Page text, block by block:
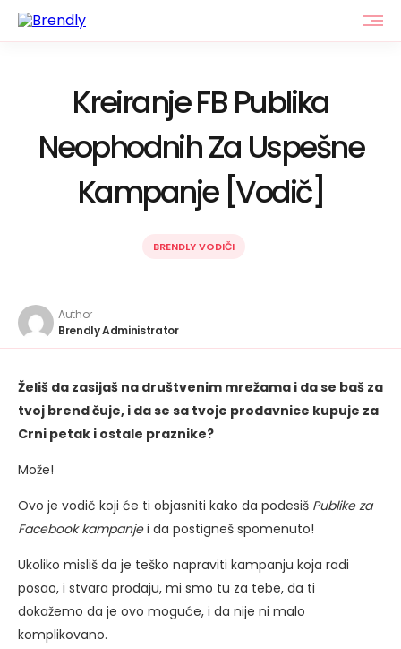
Kreiranje FB Publika
Neophodnih Za Uspešne
Kampanje [Vodič]
BRENDLY VODIČI
Author
Brendly Administrator
Želiš da zasijaš na društvenim mrežama i da se baš za
tvoj brend čuje, i da se sa tvoje prodavnice kupuje za
Crni petak i ostale praznike?
Može!
Ovo je vodič koji će ti objasniti kako da podesiš Publike za
Facebook kampanjei da postigneš spomenuto!
Ukoliko misliš da je teško napraviti kampanju koja radi
posao, i stvara prodaju, mi smo tu za tebe, da ti
dokažemo da je ovo moguće, i da nije ni malo
komplikovano.